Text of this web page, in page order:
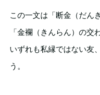
この一文は「断金（だん
「金襴（きんらん）の交
いずれも私縁ではない友
う。